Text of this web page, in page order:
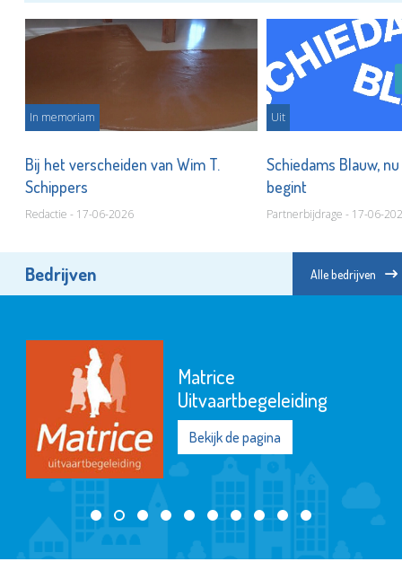
In memoriam
Bij het verscheiden van Wim T.
Schippers
Redactie - 17-06-2026
Uit
Schiedams Blauw,
begint
Partnerbijdrage - 17-06-
Bedrijven Alle bedrijven
Matrice
Uitvaartbegeleiding
Bekijk de pagina